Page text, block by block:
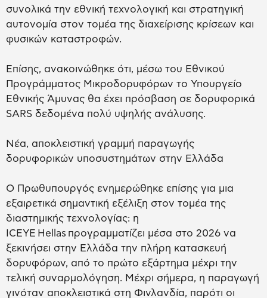
συνολικά την εθνική τεχνολογική και στρατηγική
αυτονομία στον τομέα της διαχείρισης κρίσεων και
φυσικών καταστροφών.
Επίσης, ανακοινώθηκε ότι, μέσω του Εθνικού
Προγράμματος Μικροδορυφόρων το Υπουργείο
Εθνικής Άμυνας θα έχει πρόσβαση σε δορυφορικά
SARS δεδομένα πολύ υψηλής ανάλυσης.
Νέα, αποκλειστική γραμμή παραγωγής
δορυφορικών υποσυστημάτων στην Ελλάδα
Ο Πρωθυπουργός ενημερώθηκε επίσης για μια
εξαιρετικά σημαντική εξέλιξη στον τομέα της
διαστημικής τεχνολογίας: η
ICEYE Hellas προγραμματίζει μέσα στο 2026 να
ξεκινήσει στην Ελλάδα την πλήρη κατασκευή
δορυφόρων, από το πρώτο εξάρτημα μέχρι την
τελική συναρμολόγηση. Μέχρι σήμερα, η παραγωγή
γινόταν αποκλειστικά στη Φινλανδία, παρότι οι